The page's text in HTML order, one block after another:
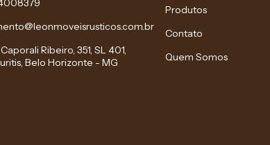
Ribeiro, 351, SL 401,
Belo Horizonte - MG
Produtos
Contato
Quem Somos